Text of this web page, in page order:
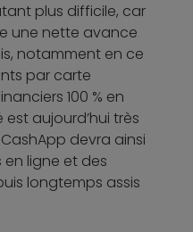
plus difficile, car
une nette avance
notamment en ce
par carte
100 % en
aujourd’hui très
devra ainsi
ligne et des
longtemps assis